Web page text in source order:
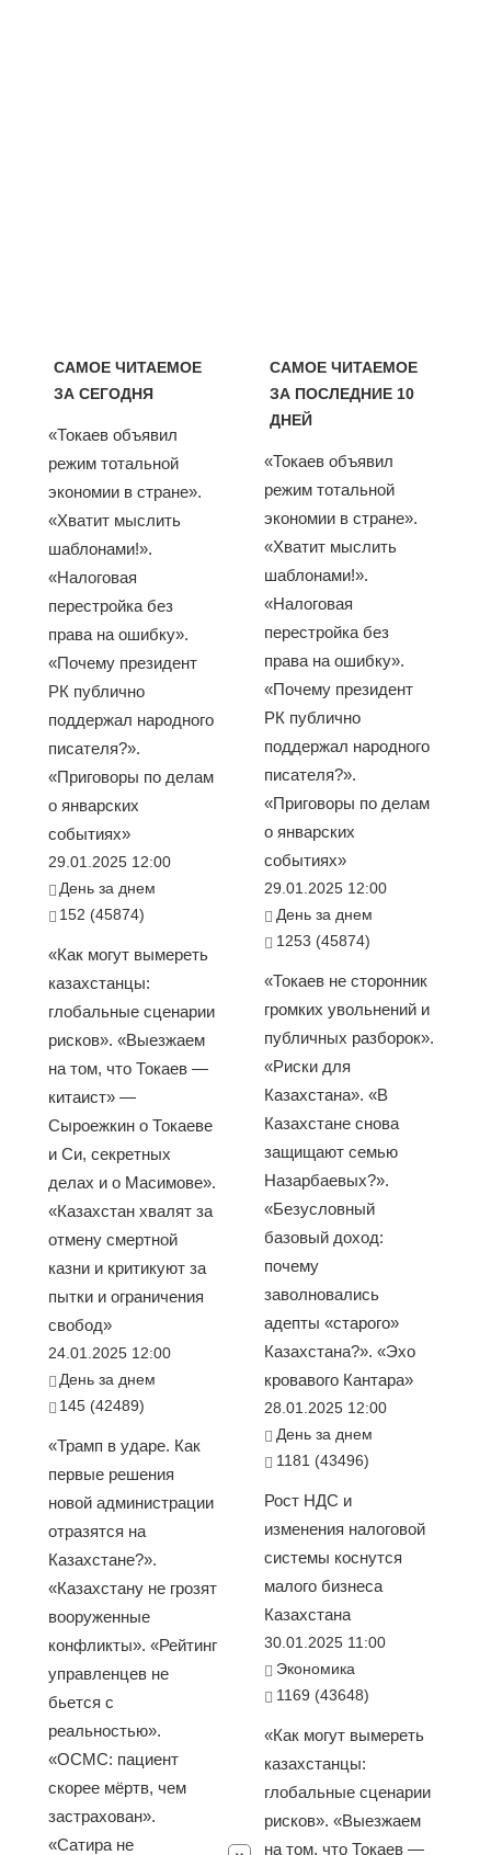
САМОЕ ЧИТАЕМОЕ
ЗА СЕГОДНЯ
«Токаев объявил
режим тотальной
экономии в стране».
«Хватит мыслить
шаблонами!».
«Налоговая
перестройка без
права на ошибку».
«Почему президент
РК публично
поддержал народного
писателя?».
«Приговоры по делам
о январских
событиях»
29.01.2025 12:00
День за днем
152 (45874)
«Как могут вымереть
казахстанцы:
глобальные сценарии
рисков». «Выезжаем
на том, что Токаев —
китаист» —
Сыроежкин о Токаеве
и Си, секретных
делах и о Масимове».
«Казахстан хвалят за
отмену смертной
казни и критикуют за
пытки и ограничения
свобод»
24.01.2025 12:00
День за днем
145 (42489)
«Трамп в ударе. Как
первые решения
новой администрации
отразятся на
Казахстане?».
«Казахстану не грозят
вооруженные
конфликты». «Рейтинг
управленцев не
бьется с
реальностью».
«ОСМС: пациент
скорее мёртв, чем
застрахован».
«Сатира не
САМОЕ ЧИТАЕМОЕ
ЗА ПОСЛЕДНИЕ 10
ДНЕЙ
«Токаев объявил
режим тотальной
экономии в стране».
«Хватит мыслить
шаблонами!».
«Налоговая
перестройка без
права на ошибку».
«Почему президент
РК публично
поддержал народного
писателя?».
«Приговоры по делам
о январских
событиях»
29.01.2025 12:00
День за днем
1253 (45874)
«Токаев не сторонник
громких увольнений и
публичных разборок».
«Риски для
Казахстана». «В
Казахстане снова
защищают семью
Назарбаевых?».
«Безусловный
базовый доход:
почему
заволновались
адепты «старого»
Казахстана?». «Эхо
кровавого Кантара»
28.01.2025 12:00
День за днем
1181 (43496)
Рост НДС и
изменения налоговой
системы коснутся
малого бизнеса
Казахстана
30.01.2025 11:00
Экономика
1169 (43648)
«Как могут вымереть
казахстанцы:
глобальные сценарии
рисков». «Выезжаем
на том, что Токаев —